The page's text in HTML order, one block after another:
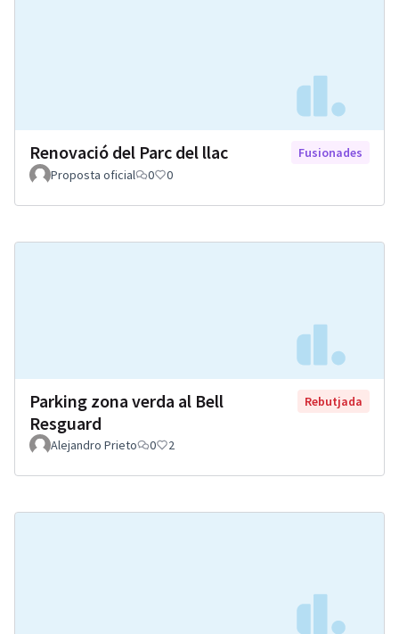
Renovació del Parc del llac
Fusionades
Proposta oficial
0 0
Parking zona verda al Bell
Resguard
Rebutjada
Alejandro Prieto 0 2